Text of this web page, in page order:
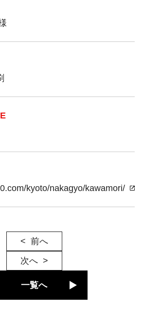
kyoto/nakagyo/kawamori/
前へ
次へ
一覧へ